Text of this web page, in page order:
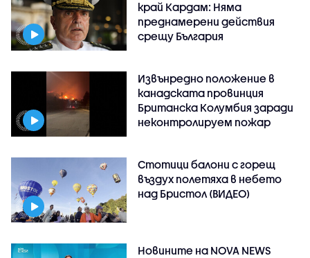
край Кардам: Няма
преднамерени действия
срещу България
Извънредно положение в
канадската провинция
Британска Колумбия заради
неконтролируем пожар
Стотици балони с горещ
въздух полетяха в небето
над Бристол (ВИДЕО)
Новините на NOVA NEWS